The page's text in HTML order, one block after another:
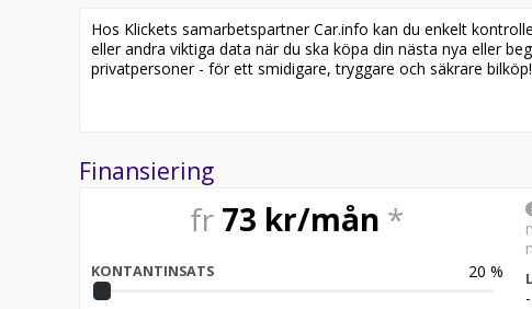
Hos Klickets samarbetspartner Car.info kan du enkelt
eller andra viktiga data när du ska köpa din nästa nya eller
privatpersoner - för ett smidigare, tryggare och säkrare bilköp!
Finansiering
fr 73 kr/mån *
KONTANTINSATS 20 %
-